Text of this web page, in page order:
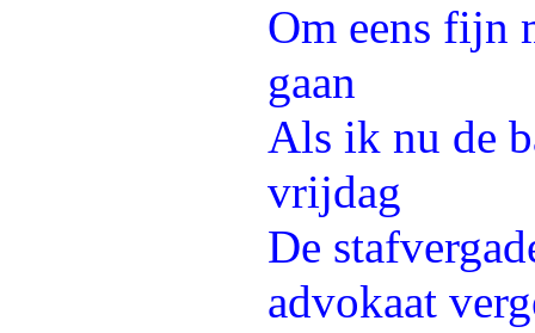
Om eens fijn
gaan
Als ik nu de
vrijdag
De
advokaat